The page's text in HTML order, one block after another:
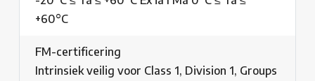
+60°C
FM-certificering
Intrinsiek veilig voor Class 1, Division 1, Groups